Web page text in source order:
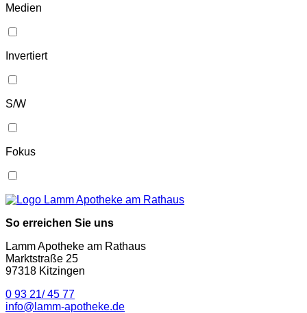
Medien
Invertiert
S/W
Fokus
So erreichen Sie uns
Lamm Apotheke am Rathaus
Marktstraße 25
97318 Kitzingen
0 93 21/ 45 77
info@lamm-apotheke.de